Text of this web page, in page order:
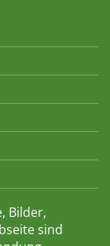
Bilder,
sind